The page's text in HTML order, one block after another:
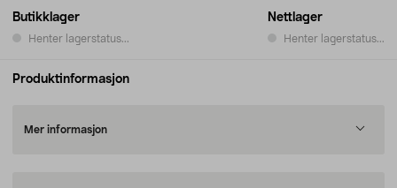
Butikklager
Henter lagerstatus...
Nettlager
Henter lagerstatus...
Produktinformasjon
Mer informasjon